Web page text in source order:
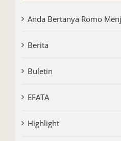
Anda Bertanya Romo
Berita
Buletin
EFATA
Highlight